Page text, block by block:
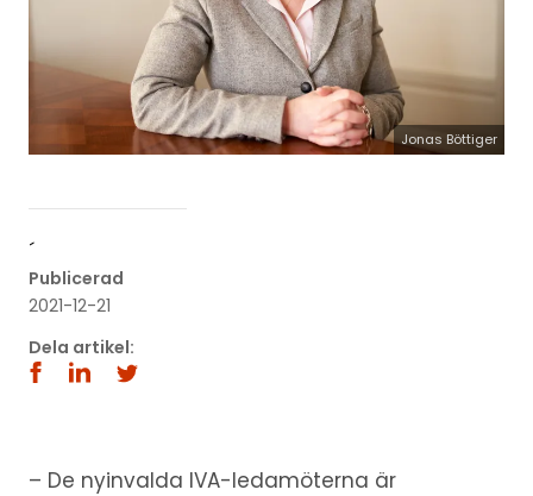
Jonas Böttiger
´
Publicerad
2021-12-21
Dela artikel:
– De nyinvalda IVA-ledamöterna är